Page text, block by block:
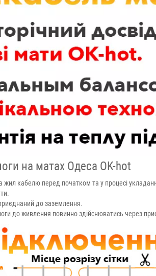
на матах Одеса OK-hot
жил кабелю перед початком та у процесі
до заземлення.
до живлення повинно здійснюватись через